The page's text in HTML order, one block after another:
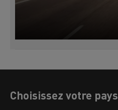
Choisissez votre pays